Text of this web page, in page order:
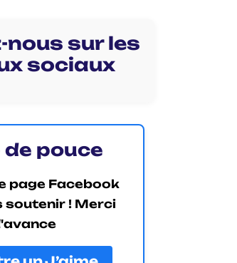
nous sur les
sociaux
de pouce
page Facebook
soutenir ! Merci